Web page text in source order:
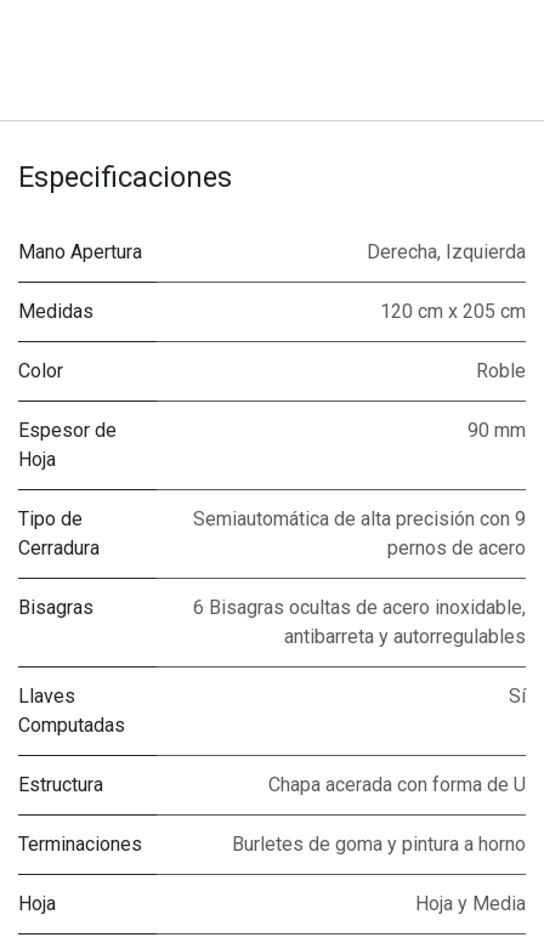
Especificaciones
Mano Apertura Derecha, Izquierda
Medidas 120 cm x 205 cm
Color Roble
Espesor de
Hoja
90 mm
Tipo de
Cerradura
Semiautomática de alta precisión con 9
pernos de acero
Bisagras
6 Bisagras ocultas de acero inoxidable,
antibarreta y autorregulables
Llaves
Computadas
Sí
Estructura Chapa acerada con forma de U
Terminaciones Burletes de goma y pintura a horno
Hoja Hoja y Media